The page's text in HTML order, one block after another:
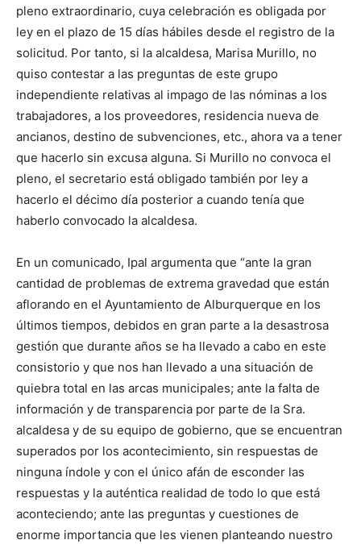
pleno extraordinario, cuya celebración es obligada por
ley en el plazo de 15 días hábiles desde el registro de la
solicitud. Por tanto, si la alcaldesa, Marisa Murillo, no
quiso contestar a las preguntas de este grupo
independiente relativas al impago de las nóminas a los
trabajadores, a los proveedores, residencia nueva de
ancianos, destino de subvenciones, etc., ahora va a tener
que hacerlo sin excusa alguna. Si Murillo no convoca el
pleno, el secretario está obligado también por ley a
hacerlo el décimo día posterior a cuando tenía que
haberlo convocado la alcaldesa.
En un comunicado, Ipal argumenta que “ante la gran
cantidad de problemas de extrema gravedad que están
aflorando en el Ayuntamiento de Alburquerque en los
últimos tiempos, debidos en gran parte a la desastrosa
gestión que durante años se ha llevado a cabo en este
consistorio y que nos han llevado a una situación de
quiebra total en las arcas municipales; ante la falta de
información y de transparencia por parte de la Sra.
alcaldesa y de su equipo de gobierno, que se encuentran
superados por los acontecimiento, sin respuestas de
ninguna índole y con el único afán de esconder las
respuestas y la auténtica realidad de todo lo que está
aconteciendo; ante las preguntas y cuestiones de
enorme importancia que les vienen planteando nuestro